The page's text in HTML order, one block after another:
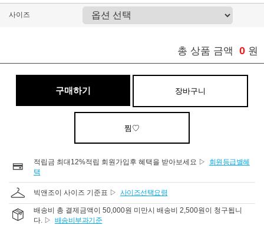
사이즈
총 상품 금액 0 원
구매하기 장바구니
찜♡
적립금 최대12%적립 회원가입후 혜택을 받아보세요 ▷
회원등급별혜
택
빅앤조이 사이즈 기준표 ▷ 사이즈선택요령
배송비 총 결제금액이 50,000원 미만시 배송비 2,500원이 청구됩니
다. ▷ 배송비부과기준